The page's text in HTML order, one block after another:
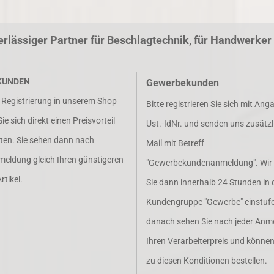
Partner für Beschlagtechnik, für
in unserem Shop
sich direkt einen Preisvorteil
Sie sehen dann nach
gleich Ihren günstigeren
Gewerbekunden
Bitte registrieren Sie sich mit
Ust.-IdNr. und senden uns
Mail mit Betreff
"Gewerbekundenanmeldung".
Sie dann innerhalb 24 Stunden in
Kundengruppe "Gewerbe"
danach sehen Sie nach jeder
Ihren Verarbeiterpreis und
zu diesen Konditionen bestellen.